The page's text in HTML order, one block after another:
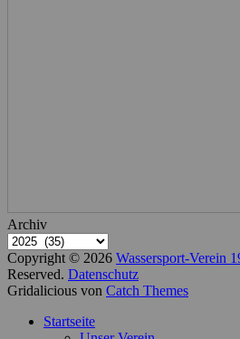
Archiv
Copyright © 2026 Wassersport-Verein
Reserved. Datenschutz
Gridalicious von Catch Themes
oben
Startseite